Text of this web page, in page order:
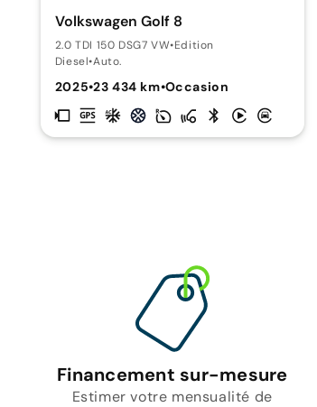
Volkswagen Golf 8
2.0 TDI 150 DSG7 VW•Edition
Diesel•Auto.
2025•23 434 km•Occasion
Financement sur-mesure
Estimer votre mensualité de